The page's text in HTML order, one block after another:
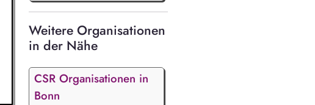
Weitere Organisationen
in der Nähe
CSR Organisationen in
Bonn